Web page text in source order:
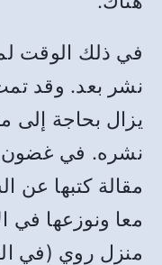
في ذلك الوقت
نشر بعد. وقد
يزال بحاجة إلى
نشره. في غضون
مقالة كتبها عن
معا ونوزعها في
منزل روي (في